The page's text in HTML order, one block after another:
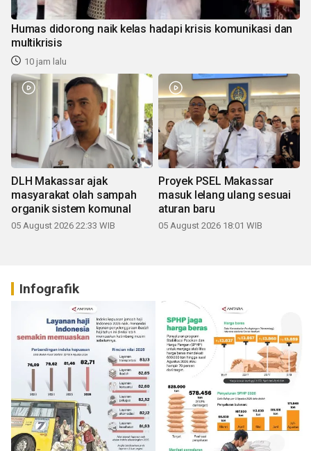
Humas didorong naik kelas hadapi krisis komunikasi dan
multikrisis
10 jam lalu
DLH Makassar ajak
masyarakat olah sampah
organik sistem komunal
05 August 2026 22:33 WIB
Proyek PSEL Makassar
masuk lelang ulang sesuai
aturan baru
05 August 2026 18:01 WIB
Infografik